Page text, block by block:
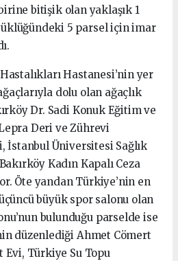
bitişik olan yaklaşık 1
5 parsel için imar
Hastanesi’nin yer
dolu olan ağaçlık
Dr. Sadi Konuk Eğitim ve
Deri ve Zührevi
İstanbul Üniversitesi Sağlık
Kadın Kapalı Ceza
Öte yandan Türkiye’nin en
büyük spor salonu olan
bulunduğu parselde ise
düzenlediği Ahmet Cömert
Evi, Türkiye Su Topu